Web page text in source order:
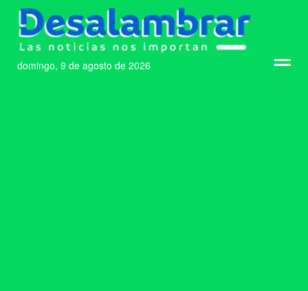
domingo, 9 de agosto de 2026